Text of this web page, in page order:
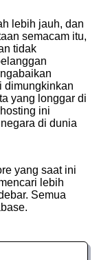
lebih jauh, dan
semacam itu,
tidak
dimungkinkan
yang longgar di
ini
di dunia
yang saat ini
lebih
Semua